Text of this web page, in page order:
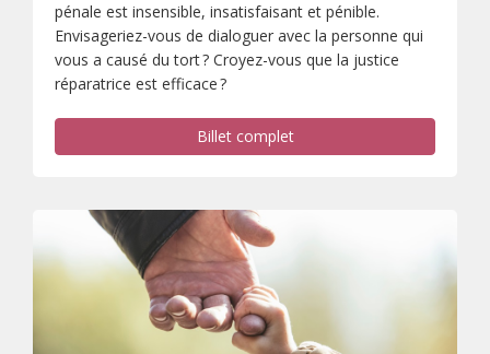
pénale est insensible, insatisfaisant et pénible.
Envisageriez-vous de dialoguer avec la personne qui
vous a causé du tort ? Croyez-vous que la justice
réparatrice est efficace ?
Billet complet